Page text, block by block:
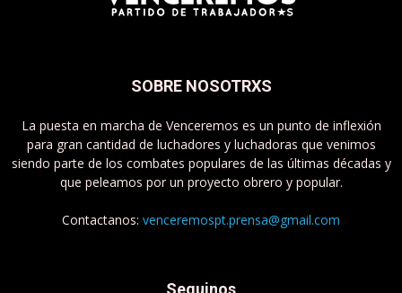
SOBRE NOSOTRXS
La puesta en marcha de Venceremos es un punto de inflexión
para gran cantidad de luchadores y luchadoras que venimos
siendo parte de los combates populares de las últimas décadas y
que peleamos por un proyecto obrero y popular.
Contactanos: venceremospt.prensa@gmail.com